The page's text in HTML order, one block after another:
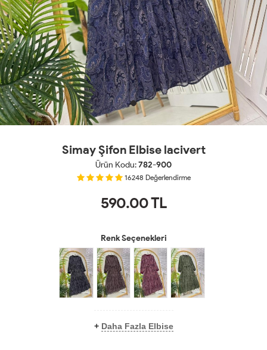
Simay Şifon Elbise lacivert
Ürün Kodu:782-900
16248 Değerlendirme
590.00TL
Renk Seçenekleri
+ Daha Fazla Elbise